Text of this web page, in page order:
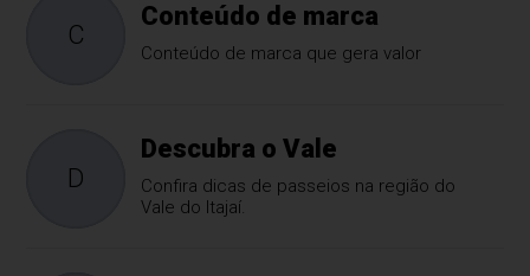
C
Conteúdo de marca
Conteúdo de marca que gera valor
D
Descubra o Vale
Confira dicas de passeios na região do
Vale do Itajaí.